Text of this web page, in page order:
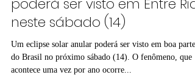
14 de out. de 2023
1 min de leitura
Parte de Eclipse Solar Anular
poderá ser visto em Entre Rios
neste sábado (14)